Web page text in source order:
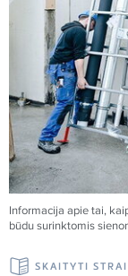
Informacija apie tai,
būdu surinktomis
SKAITYTI